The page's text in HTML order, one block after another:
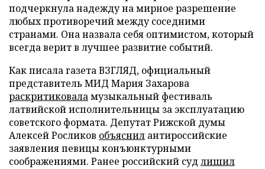
подчеркнула надежду на мирное разрешение
любых противоречий между соседними
странами. Она назвала себя оптимистом, который
всегда верит в лучшее развитие событий.
Как писала газета ВЗГЛЯД, официальный
представитель МИД Мария Захарова
раскритиковаламузыкальный фестиваль
латвийской исполнительницы за эксплуатацию
советского формата. Депутат Рижской думы
Алексей Росликов объяснил антироссийские
заявления певицы конъюнктурными
соображениями. Ранее российский суд лишил